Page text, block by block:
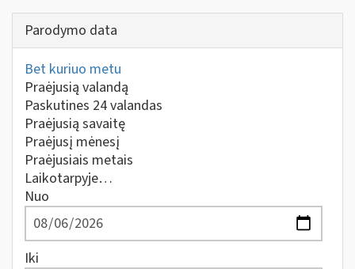
Parodymo data
Bet kuriuo metu
Praėjusią valandą
Paskutines 24 valandas
Praėjusią savaitę
Praėjusį mėnesį
Praėjusiais metais
Laikotarpyje…
Nuo
Iki